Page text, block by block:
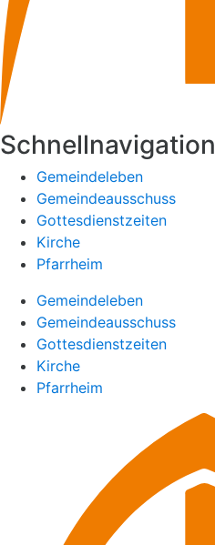
Schnellnavigation
Gemeindeleben
Gemeindeausschuss
Gottesdienstzeiten
Kirche
Pfarrheim
Gemeindeleben
Gemeindeausschuss
Gottesdienstzeiten
Kirche
Pfarrheim